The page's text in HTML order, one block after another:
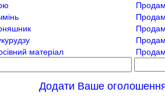
матеріал
Додати Ваше